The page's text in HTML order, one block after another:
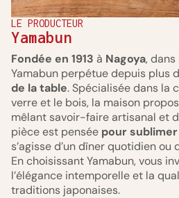
LE PRODUCTEUR
Yamabun
Fondée en 1913 à Nagoya,
Yamabun perpétue depuis plus
de la table. Spécialisée dans la
verre et le bois, la maison
mêlant savoir-faire artisanal et
pièce est pensée pour
s’agisse d’un dîner quotidien ou
En choisissant Yamabun, vous
l’élégance intemporelle et la
traditions japonaises.